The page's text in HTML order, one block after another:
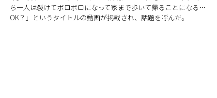
ち一人は裂けてボロボロになって家まで歩いて帰ることになる…
OK？」というタイトルの動画が掲載され、話題を呼んだ。